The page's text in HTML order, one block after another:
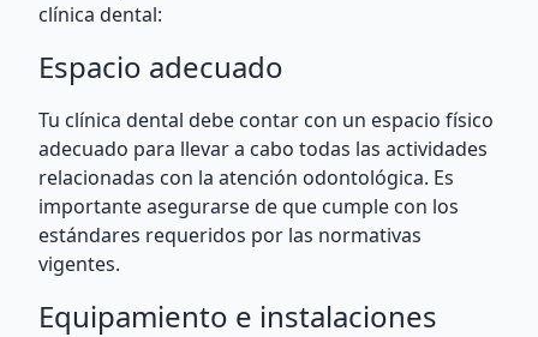
clínica dental:
Espacio adecuado
Tu clínica dental debe contar con un espacio físico
adecuado para llevar a cabo todas las actividades
relacionadas con la atención odontológica. Es
importante asegurarse de que cumple con los
estándares requeridos por las normativas
vigentes.
Equipamiento e instalaciones